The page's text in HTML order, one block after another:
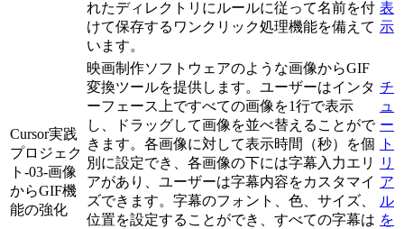
れたディレクトリにルールに従って名前を付
けて保存するワンクリック処理機能を備えて
います。
表
示
Cursor実践
プロジェク
ト-03-画像
からGIF機
能の強化
映画制作ソフトウェアのような画像からGIF
変換ツールを提供します。ユーザーはインタ
ーフェース上ですべての画像を1行で表示
し、ドラッグして画像を並べ替えることがで
きます。各画像に対して表示時間（秒）を個
別に設定でき、各画像の下には字幕入力エリ
アがあり、ユーザーは字幕内容をカスタマイ
ズできます。字幕のフォント、色、サイズ、
位置を設定することができ、すべての字幕は
チ
ュ
ー
ト
リ
ア
ル
を